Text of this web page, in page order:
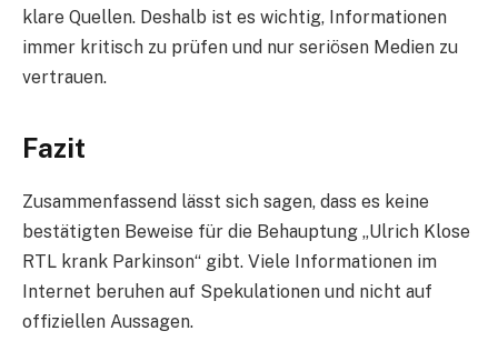
klare Quellen. Deshalb ist es wichtig, Informationen
immer kritisch zu prüfen und nur seriösen Medien zu
vertrauen.
Fazit
Zusammenfassend lässt sich sagen, dass es keine
bestätigten Beweise für die Behauptung „Ulrich Klose
RTL krank Parkinson“ gibt. Viele Informationen im
Internet beruhen auf Spekulationen und nicht auf
offiziellen Aussagen.